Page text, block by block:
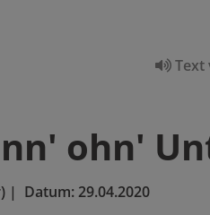
Text
ohn'
| Datum:29.04.2020